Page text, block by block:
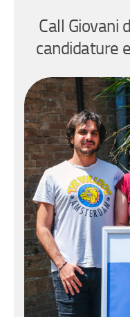
Call Giovani
candidature